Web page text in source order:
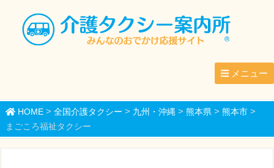
メニュー
HOME> 全国介護タクシー > 九州・沖縄> 熊本県> 熊本市>
まごころ福祉タクシー